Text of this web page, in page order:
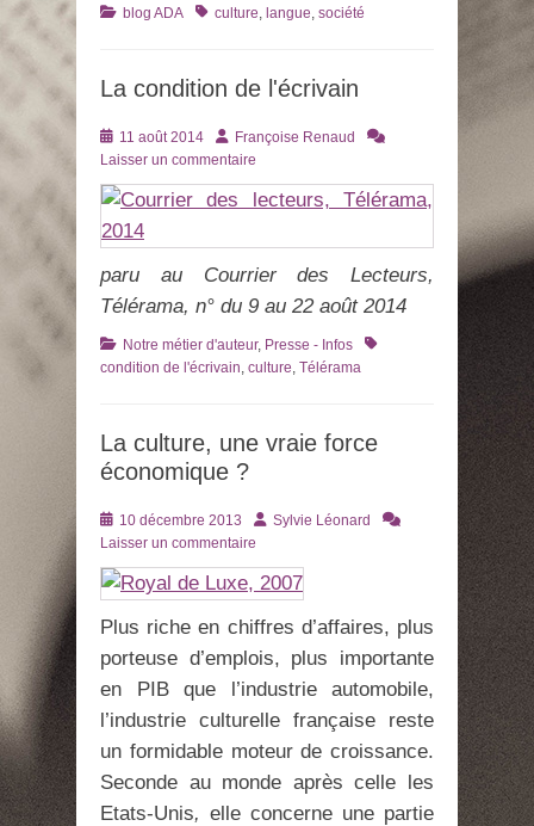
Catégories
blog ADA Tagsculture, langue, société
La condition de l'écrivain
Posté
le
11 août 2014 AuteurFrançoise Renaud
Laisser un commentaire
paru au Courrier des Lecteurs,
Télérama, n° du 9 au 22 août 2014
Catégories
Notre métier d'auteur, Presse - Infos
Tags
condition de l'écrivain, culture, Télérama
La culture, une vraie force
économique ?
Posté
le
10 décembre 2013 AuteurSylvie Léonard
Laisser un commentaire
Plus riche en chiffres d’affaires, plus
porteuse d’emplois, plus importante
en PIB que l’industrie automobile,
l’industrie culturelle française reste
un formidable moteur de croissance.
Seconde au monde après celle les
Etats-Unis, elle concerne une partie